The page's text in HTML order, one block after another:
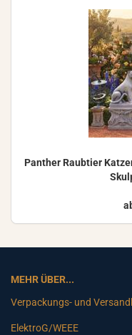
Pan­ther Raub­tier
MEHR ÜBER...
Verpackungs- und
ElektroG/WEEE